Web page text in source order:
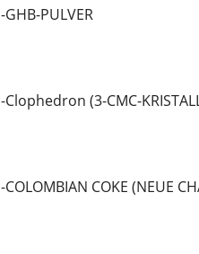
-GHB-PULVER
-Clophedron (3-CMC-
-COLOMBIAN COKE (NEUE